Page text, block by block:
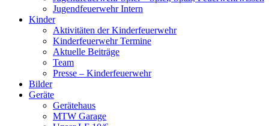
Jugendfeuerwehr Intern
Kinder
Aktivitäten der Kinderfeuerwehr
Kinderfeuerwehr Termine
Aktuelle Beiträge
Team
Presse – Kinderfeuerwehr
Bilder
Geräte
Gerätehaus
MTW Garage